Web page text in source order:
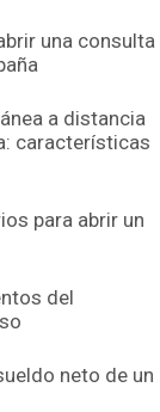
una consulta
a distancia
características
para abrir un
del
neto de un